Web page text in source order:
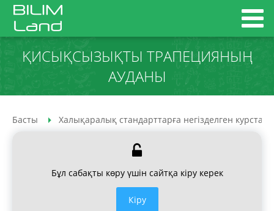
ҚИСЫҚСЫЗЫҚТЫ ТРАПЕЦИЯНЫҢ
АУДАНЫ
Басты Халықаралық стандарттарға негізделген курстар
Бұл сабақты көру үшін сайтқа кіру керек
Кiру